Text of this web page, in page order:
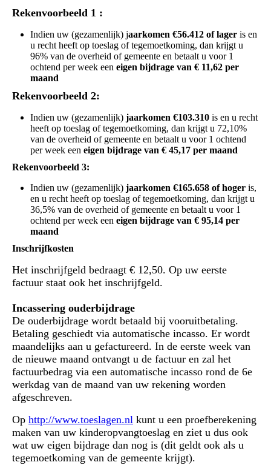
Rekenvoorbeeld 1 :
Indien uw (gezamenlijk) jaarkomen €56.412 of lager is en
u recht heeft op toeslag of tegemoetkoming, dan krijgt u
96% van de overheid of gemeente en betaalt u voor 1
ochtend per week een eigen bijdrage van € 11,62 per
maand
Rekenvoorbeeld 2:
Indien uw (gezamenlijk) jaarkomen €103.310 is en u recht
heeft op toeslag of tegemoetkoming, dan krijgt u 72,10%
van de overheid of gemeente en betaalt u voor 1 ochtend
per week een eigen bijdrage van € 45,17 per maand
Rekenvoorbeeld 3:
Indien uw (gezamenlijk) jaarkomen €165.658 of hoger is,
en u recht heeft op toeslag of tegemoetkoming, dan krijgt u
36,5% van de overheid of gemeente en betaalt u voor 1
ochtend per week een eigen bijdrage van € 95,14 per
maand
Inschrijfkosten
Het inschrijfgeld bedraagt € 12,50. Op uw eerste
factuur staat ook het inschrijfgeld.
Incassering ouderbijdrage
De ouderbijdrage wordt betaald bij vooruitbetaling.
Betaling geschiedt via automatische incasso. Er wordt
maandelijks aan u gefactureerd. In de eerste week van
de nieuwe maand ontvangt u de factuur en zal het
factuurbedrag via een automatische incasso rond de 6e
werkdag van de maand van uw rekening worden
afgeschreven.
Op http://www.toeslagen.nl kunt u een proefberekening
maken van uw kinderopvangtoeslag en ziet u dus ook
wat uw eigen bijdrage dan nog is (dit geldt ook als u
tegemoetkoming van de gemeente krijgt).